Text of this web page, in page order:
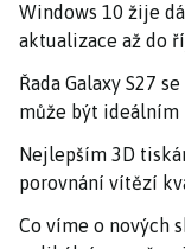
Windows 10 žije
aktualizace až do
Řada Galaxy S27
může být
Nejlepším 3D
porovnání vítězí
Co víme o nových